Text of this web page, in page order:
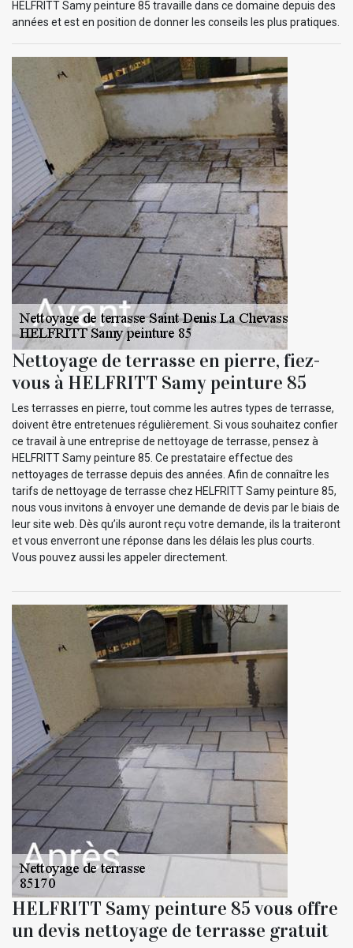
HELFRITT Samy peinture 85 travaille dans ce domaine depuis des
années et est en position de donner les conseils les plus pratiques.
Nettoyage de terrasse en pierre, fiez-
vous à HELFRITT Samy peinture 85
Les terrasses en pierre, tout comme les autres types de terrasse,
doivent être entretenues régulièrement. Si vous souhaitez confier
ce travail à une entreprise de nettoyage de terrasse, pensez à
HELFRITT Samy peinture 85. Ce prestataire effectue des
nettoyages de terrasse depuis des années. Afin de connaître les
tarifs de nettoyage de terrasse chez HELFRITT Samy peinture 85,
nous vous invitons à envoyer une demande de devis par le biais de
leur site web. Dès qu’ils auront reçu votre demande, ils la traiteront
et vous enverront une réponse dans les délais les plus courts.
Vous pouvez aussi les appeler directement.
HELFRITT Samy peinture 85 vous offre
un devis nettoyage de terrasse gratuit